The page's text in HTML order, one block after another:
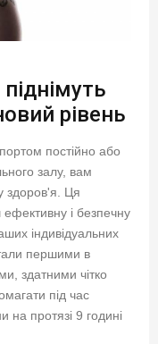
рівень
постійно або
залу, вам
здоров'я. Ця
і безпечну
індивідуальних
першими в
здатними чітко
під час
протязі 9 годині